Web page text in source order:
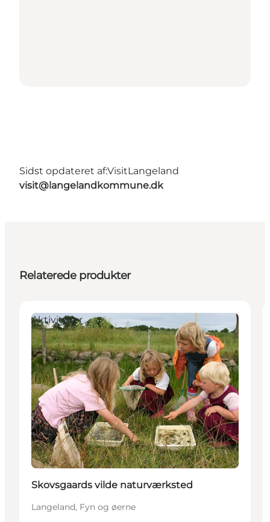
Sidst opdateret af:VisitLangeland
visit@langelandkommune.dk
Relaterede produkter
Aktiviteter
Skovsgaards vilde naturværksted
Langeland, Fyn og øerne